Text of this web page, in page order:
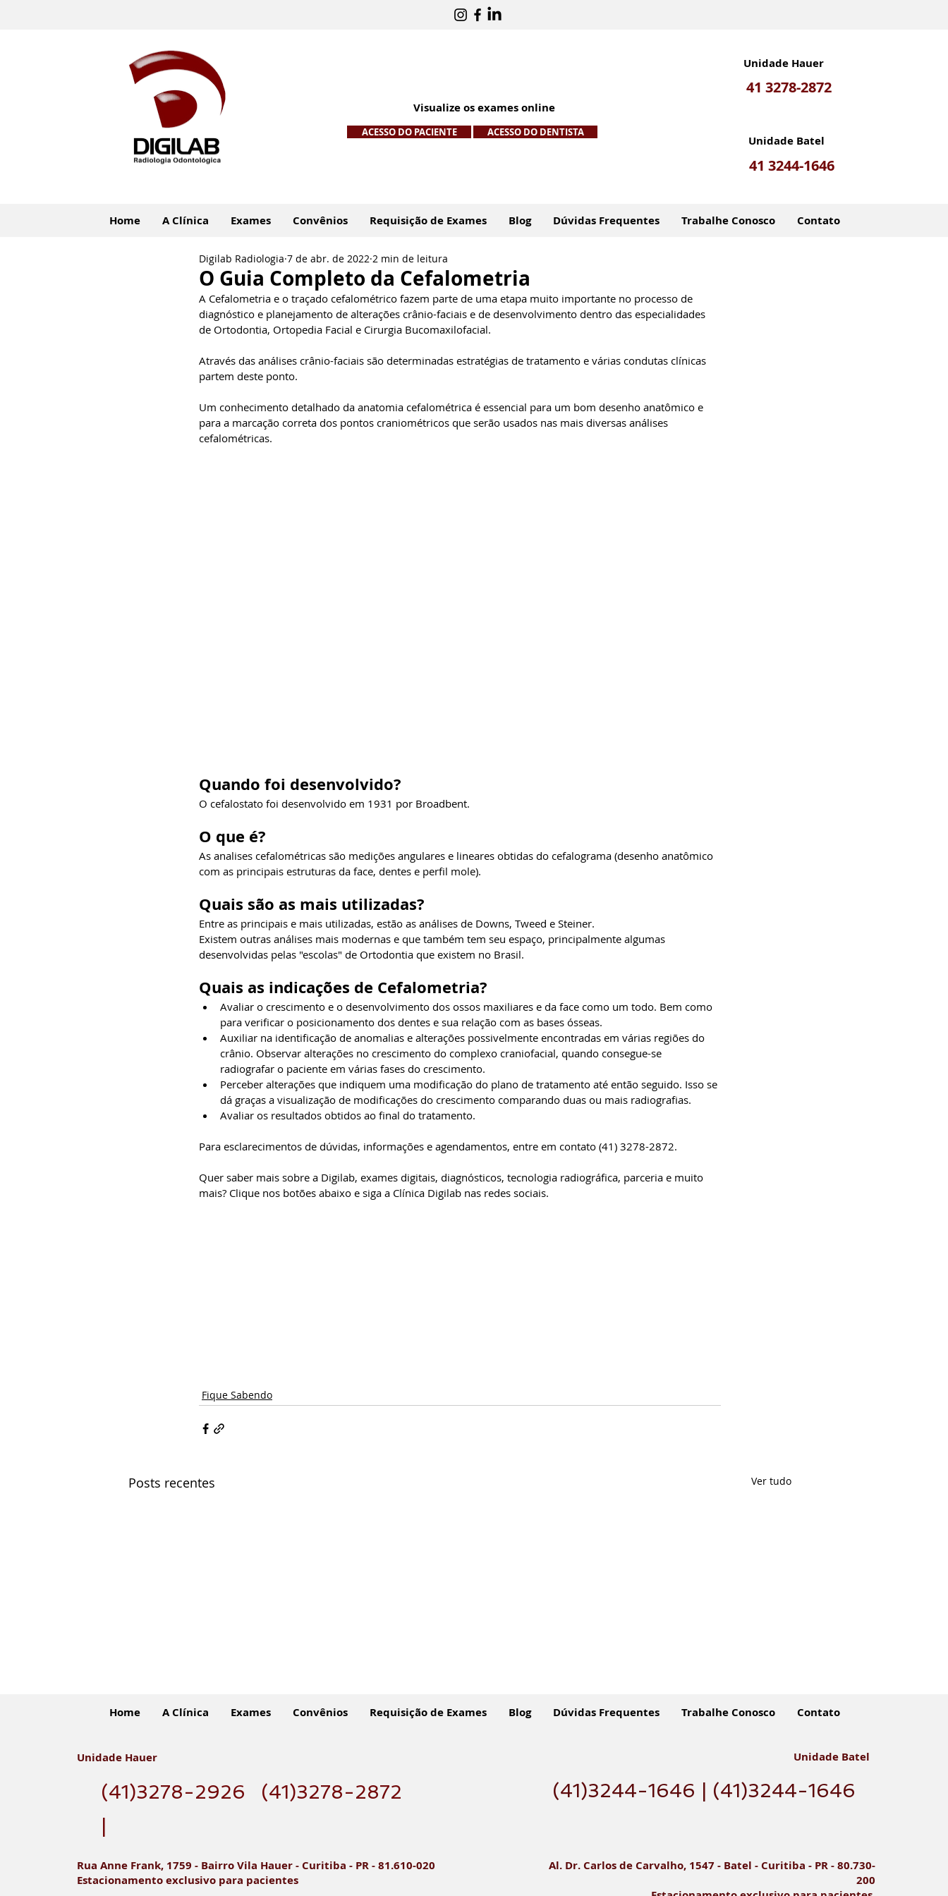
Visualize os exames online
ACESSO DO PACIENTE ACESSO DO DENTISTA
Unidade Hauer
41 3278-2872
Unidade Batel
41 3244-1646
Home A Clínica Exames Convênios Requisição de Exames Blog Dúvidas Frequentes Trabalhe Conosco Contato
O Guia Completo da Cefalometria
Digilab Radiologia 7 de abr. de 2022 2 min de leitura
A Cefalometria e o traçado cefalométrico fazem parte de uma etapa muito importante no processo de
diagnóstico e planejamento de alterações crânio-faciais e de desenvolvimento dentro das especialidades
de Ortodontia, Ortopedia Facial e Cirurgia Bucomaxilofacial.
Através das análises crânio-faciais são determinadas estratégias de tratamento e várias condutas clínicas
partem deste ponto.
Um conhecimento detalhado da anatomia cefalométrica é essencial para um bom desenho anatômico e
para a marcação correta dos pontos craniométricos que serão usados nas mais diversas análises
cefalométricas.
Quando foi desenvolvido?
O cefalostato foi desenvolvido em 1931 por Broadbent.
O que é?
As analises cefalométricas são medições angulares e lineares obtidas do cefalograma (desenho anatômico
com as principais estruturas da face, dentes e perfil mole).
Quais são as mais utilizadas?
Entre as principais e mais utilizadas, estão as análises de Downs, Tweed e Steiner.
Existem outras análises mais modernas e que também tem seu espaço, principalmente algumas
desenvolvidas pelas "escolas" de Ortodontia que existem no Brasil.
Quais as indicações de Cefalometria?
Avaliar o crescimento e o desenvolvimento dos ossos maxiliares e da face como um todo. Bem como
para verificar o posicionamento dos dentes e sua relação com as bases ósseas.
Auxiliar na identificação de anomalias e alterações possivelmente encontradas em várias regiões do
crânio. Observar alterações no crescimento do complexo craniofacial, quando consegue-se
radiografar o paciente em várias fases do crescimento.
Perceber alterações que indiquem uma modificação do plano de tratamento até então seguido. Isso se
dá graças a visualização de modificações do crescimento comparando duas ou mais radiografias.
Avaliar os resultados obtidos ao final do tratamento.
Para esclarecimentos de dúvidas, informações e agendamentos, entre em contato (41) 3278-2872.
Quer saber mais sobre a Digilab, exames digitais, diagnósticos, tecnologia radiográfica, parceria e muito
mais? Clique nos botões abaixo e siga a Clínica Digilab nas redes sociais.
Fique Sabendo
Posts recentes Ver tudo
Home A Clínica Exames Convênios Requisição de Exames Blog Dúvidas Frequentes Trabalhe Conosco Contato
Unidade Hauer
(41)3278-2926
(41)3278-2872
Rua Anne Frank, 1759 - Bairro Vila Hauer - Curitiba - PR - 81.610-020
Estacionamento exclusivo para pacientes
Unidade Batel
(41)3244-1646 | (41)3244-1646
Al. Dr. Carlos de Carvalho, 1547 - Batel - Curitiba - PR - 80.730-
200